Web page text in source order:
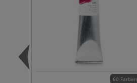
60 Farben